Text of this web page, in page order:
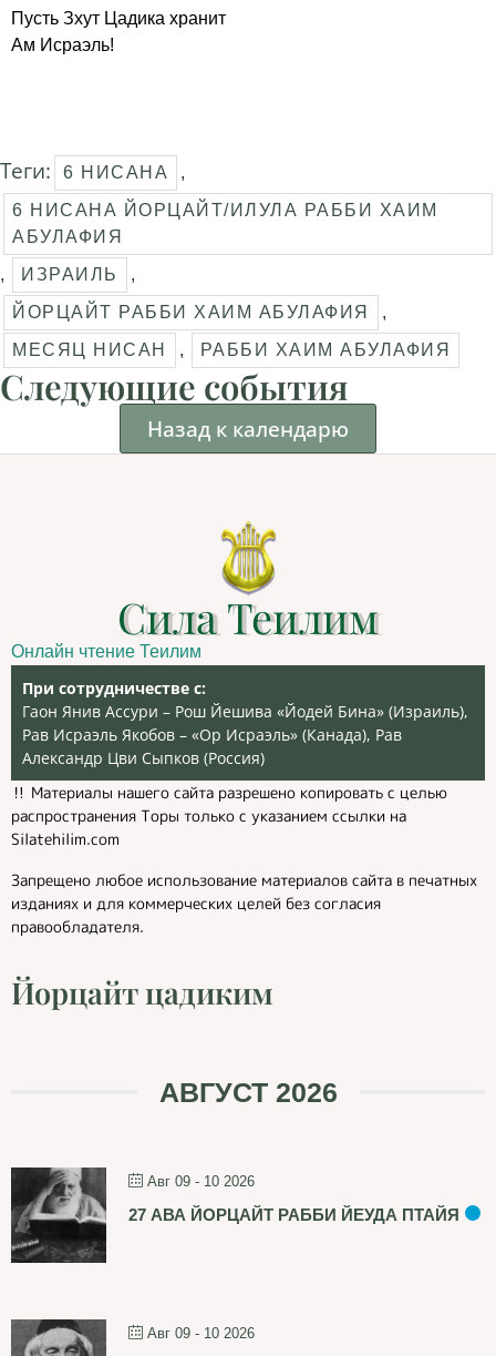
Пусть Зхут Цадика хранит
Ам Исраэль!
Теги: 6 НИСАНА
,
6 НИСАНА ЙОРЦАЙТ/ИЛУЛА РАББИ ХАИМ
АБУЛАФИЯ
,
ИЗРАИЛЬ
,
ЙОРЦАЙТ РАББИ ХАИМ АБУЛАФИЯ
,
МЕСЯЦ НИСАН
, РАББИ ХАИМ АБУЛАФИЯ
Следующие события
Назад к календарю
Сила Теилим
Онлайн чтение Теилим
При сотрудничестве с:
Гаон Янив Ассури – Рош Йешива «Йодей Бина» (Израиль),
Рав Исраэль Якобов – «Ор Исраэль» (Канада), Рав
Александр Цви Сыпков (Россия)
‼️ Материалы нашего сайта разрешено копировать с целью
распространения Торы только с указанием ссылки на
Silatehilim.com
Запрещено любое использование материалов сайта в печатных
изданиях и для коммерческих целей без согласия
правообладателя.
Йорцайт цадиким
АВГУСТ 2026
Авг 09 - 10 2026
27 АВА ЙОРЦАЙТ РАББИ ЙЕУДА ПТАЙЯ
Авг 09 - 10 2026